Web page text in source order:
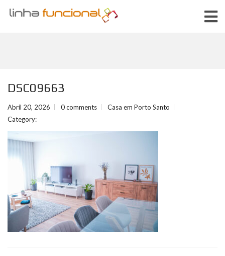
DSC09663
Abril 20, 2026 0 comments
Casa em Porto Santo
Category: